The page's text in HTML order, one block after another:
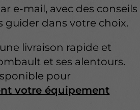
e-mail, avec des conseils
guider dans votre choix.
livraison rapide et
et ses alentours.
pour
votre équipement